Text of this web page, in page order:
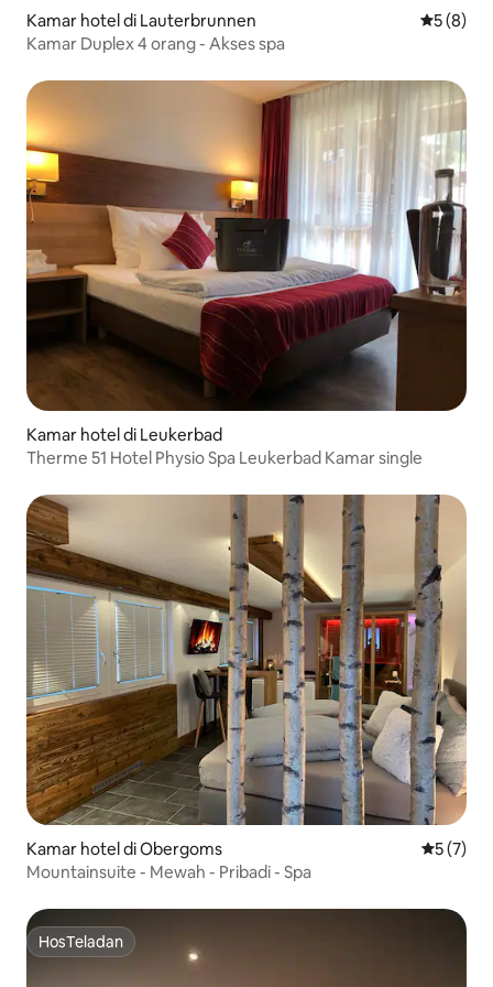
Kamar hotel di Lauterbrunnen Nilai
5 (8)
Kamar Duplex 4 orang - Akses spa
Kamar hotel di Leukerbad
Therme 51 Hotel Physio Spa Leukerbad Kamar single
Kamar hotel di Obergoms Nilai
5 (7)
Mountainsuite - Mewah - Pribadi - Spa
HosTeladan
HosTeladan